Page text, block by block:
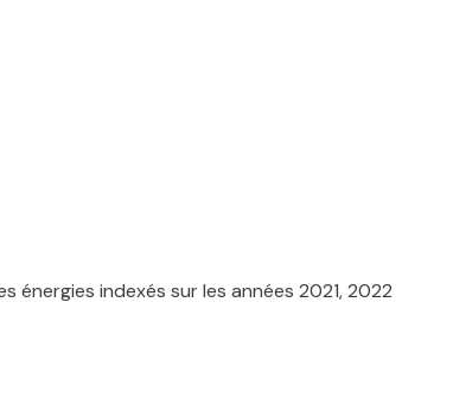
indexés sur les années 2021, 2022